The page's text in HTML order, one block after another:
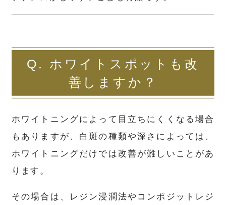
Q. ホワイトスポットも改
善しますか？
ホワイトニングによって目立ちにくくなる場合
もありますが、白斑の種類や深さによっては、
ホワイトニングだけでは改善が難しいことがあ
ります。
その場合は、レジン浸潤法やコンポジットレジ